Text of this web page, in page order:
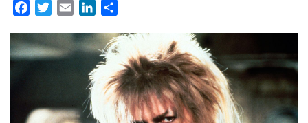
FacebookTwitterEmail LinkedIn